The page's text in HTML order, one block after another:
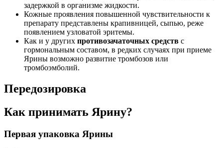
задержкой в организме жидкости.
Кожные проявления повышенной чувствительности к
препарату представлены крапивницей, сыпью, реже
появлением узловатой эритемы.
Как и у других противозачаточных средств с
гормональным составом, в редких случаях при приеме
Ярины возможно развитие тромбозов или
тромбоэмболий.
Передозировка
Как принимать Ярину?
Первая упаковка Ярины